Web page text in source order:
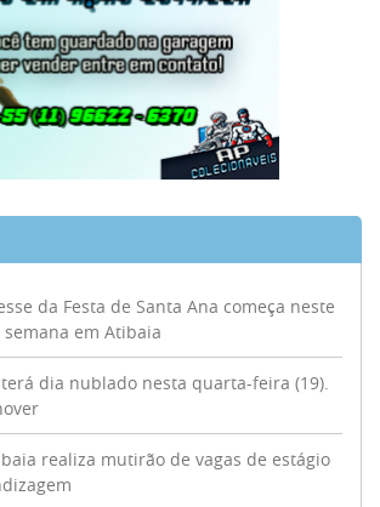
da Festa de Santa Ana começa neste
em Atibaia
dia nublado nesta quarta-feira (19).
realiza mutirão de vagas de estágio